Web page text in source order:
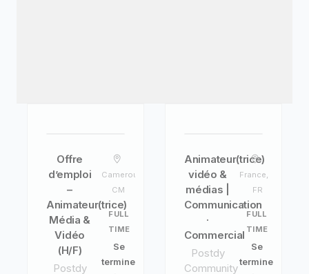
Offre
d’emploi
–
Animateur(trice)
Média &
Vidéo
(H/F)
Postdy
Cameroun,
CM
FULL
TIME
Se
termine
Animateur(trice)
vidéo &
médias |
Communication
·
Commercial
Postdy
Community
France,
FR
FULL
TIME
Se
termine